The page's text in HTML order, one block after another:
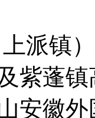
派镇
紫蓬
安徽